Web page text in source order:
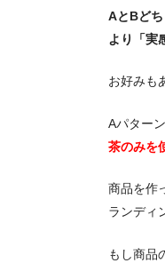
AとBど
より「実
お好みも
Aパター
茶のみを
商品を作
ランディ
もし商品